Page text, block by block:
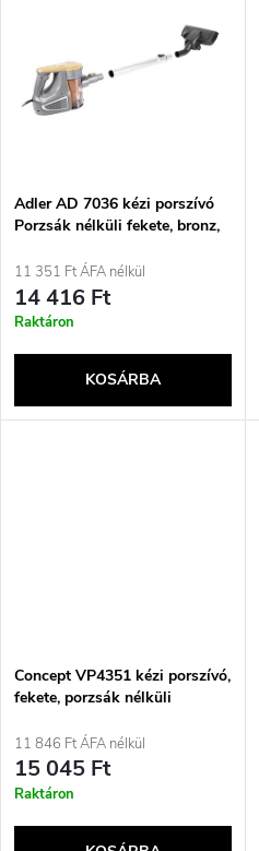
e
é
s
e
t
j
a
Adler AD 7036 kézi porszívó
Porzsák nélküli fekete, bronz,
11 351 Ft ÁFA nélkül
14 416 Ft
Raktáron
KOSÁRBA
Concept VP4351 kézi porszívó,
fekete, porzsák nélküli
11 846 Ft ÁFA nélkül
15 045 Ft
Raktáron